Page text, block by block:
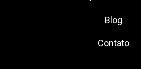
Blog
Contato